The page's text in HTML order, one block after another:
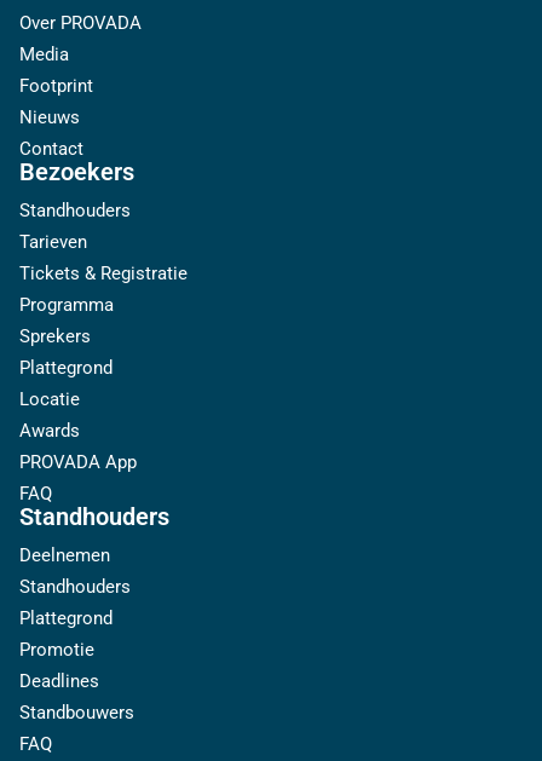
Over PROVADA
Media
Footprint
Nieuws
Contact
Bezoekers
Standhouders
Tarieven
Tickets & Registratie
Programma
Sprekers
Plattegrond
Locatie
Awards
PROVADA App
FAQ
Standhouders
Deelnemen
Standhouders
Plattegrond
Promotie
Deadlines
Standbouwers
FAQ